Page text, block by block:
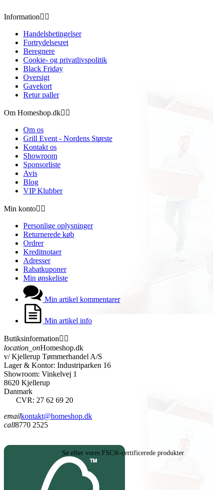
Information 
Handelsbetingelser
Fortrydelsesret
Beregnere
Cookie- og privatlivspolitik
Black Friday
Oversigt
Gavekort
Retur paller
Om Homeshop.dk 
Om os
Grill Event - Nordens Største
Kontakt os
Showroom
Sponsorliste
Avis
Blog
VIP Klubber
Min konto 
Personlige oplysninger
Returnerede køb
Ordrer
Kreditnotaer
Adresser
Rabatkuponer
Min ønskeliste
Min artikel kommentarer
Min artikel info
Butiksinformation 
location_onHomeshop.dk
v/ Kjellerup Tømmerhandel A/S
Lager & Kontor: Industriparken 16
Showroom: Vinkelvej 1
8620 Kjellerup
Danmark
CVR: 27 62 69 20
emailkontakt@homeshop.dk
call8770 2525
Se efter vores FSC®-certificerede produkter